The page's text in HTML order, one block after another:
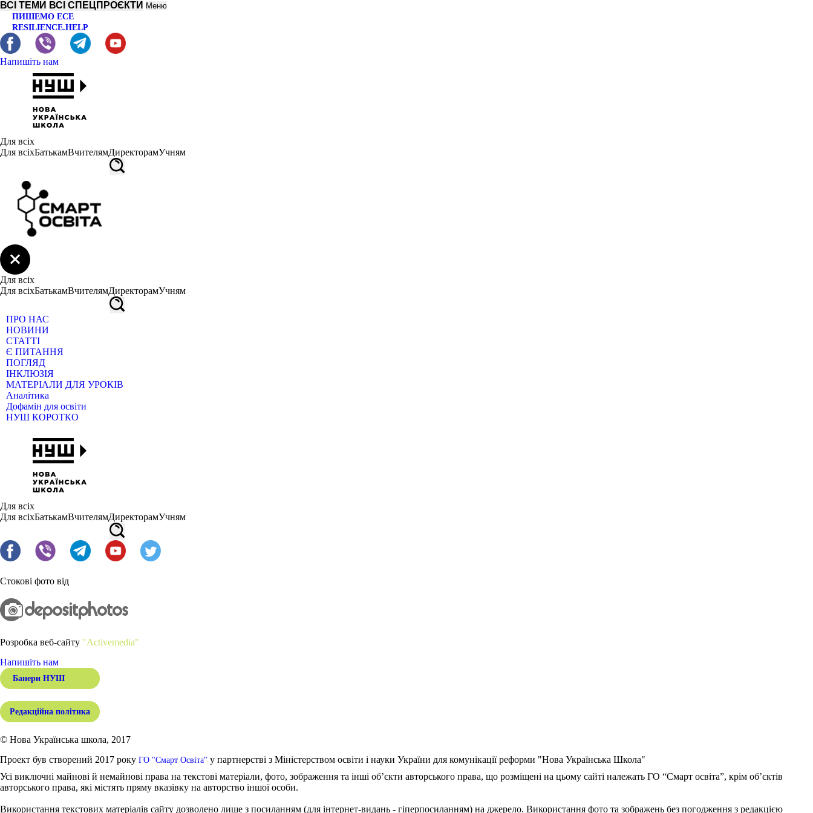
ВСІ ТЕМИ ВСІ СПЕЦПРОЄКТИ Меню
ПИШЕМО ЕСЕ
RESILIENCE.HELP
Напишіть нам
Для всіх
Для всіхБатькамВчителямДиректорамУчням
Для всіх
Для всіхБатькамВчителямДиректорамУчням
ПРО НАС
НОВИНИ
СТАТТІ
Є ПИТАННЯ
ПОГЛЯД
ІНКЛЮЗІЯ
МАТЕРІАЛИ ДЛЯ УРОКІВ
Аналітика
Дофамін для освіти
НУШ КОРОТКО
Для всіх
Для всіхБатькамВчителямДиректорамУчням
Стокові фото від
Розробка веб-сайту "Activemedia"
Напишіть нам
Банери НУШ
Редакційна політика
© Нова Українська школа, 2017
Проект був створений 2017 року ГО "Смарт Освіта" у партнерстві з Міністерством освіти і науки України для комунікації реформи "Нова Українська Школа"
Усі виключні майнові й немайнові права на текстові матеріали, фото, зображення та інші об’єкти авторського права, що розміщені на цьому сайті належать ГО “Смарт освіта”, крім об’єктів
авторського права, які містять пряму вказівку на авторство іншої особи.
Використання текстових матеріалів сайту дозволено лише з посиланням (для інтернет-видань - гіперпосиланням) на джерело. Використання фото та зображень без погодження з редакцією